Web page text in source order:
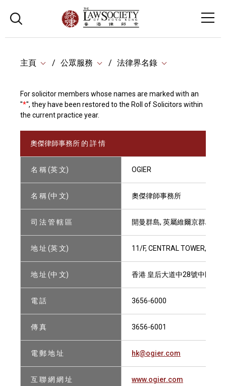
主頁 公眾服務 法律界名錄
For solicitor members whose names are marked with an
"*", they have been restored to the Roll of Solicitors within
the current practice year.
奧傑律師事務所 的 詳 情
名 稱 (英 文) OGIER
名 稱 (中 文) 奧傑律師事務所
司 法 管 轄 區 開曼群島, 英屬維爾京群島
地 址 (英 文) 11/F, CENTRAL TOWER, 28
地 址 (中 文) 香港 皇后大道中28號中匯大
電 話 3656-6000
傳 真 3656-6001
電 郵 地 址 hk@ogier.com
互 聯 網 網 址 www.ogier.com